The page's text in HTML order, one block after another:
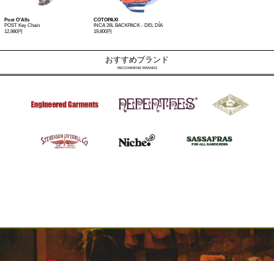
Post O'Alls
POST Key Chain
12,980円
COTOPAXI
INCA 26L BACKPACK - DEL DÍA
19,800円
おすすめブランド
RECOMMEND BRANDS